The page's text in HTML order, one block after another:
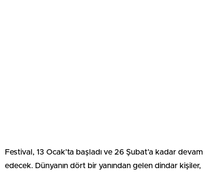
Festival, 13 Ocak’ta başladı ve 26 Şubat’a kadar devam
edecek. Dünyanın dört bir yanından gelen dindar kişiler,